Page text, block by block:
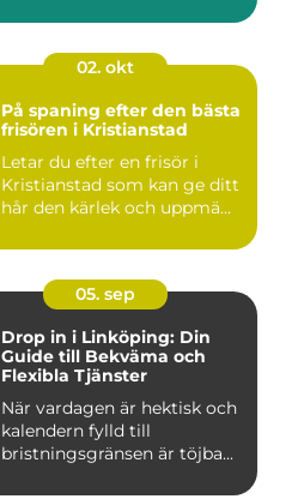
02. okt
På spaning efter den bästa
frisören i Kristianstad
Letar du efter en frisör i
Kristianstad som kan ge ditt
hår den kärlek och uppmä...
05. sep
Drop in i Linköping: Din
Guide till Bekväma och
Flexibla Tjänster
När vardagen är hektisk och
kalendern fylld till
bristningsgränsen är töjba...